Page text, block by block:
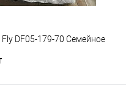
DF05-179-70 Семейное